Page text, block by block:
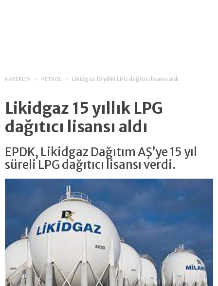
HABERLER PETROL Likidgaz 15 yıllık LPG dağıtıcı lisansı aldı
Likidgaz 15 yıllık LPG
dağıtıcı lisansı aldı
EPDK, Likidgaz Dağıtım AŞ’ye 15 yıl
süreli LPG dağıtıcı lisansı verdi.